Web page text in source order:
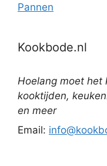
Pannen
Kookbode.nl
Hoelang moet het
kooktijden,
en meer
Email: